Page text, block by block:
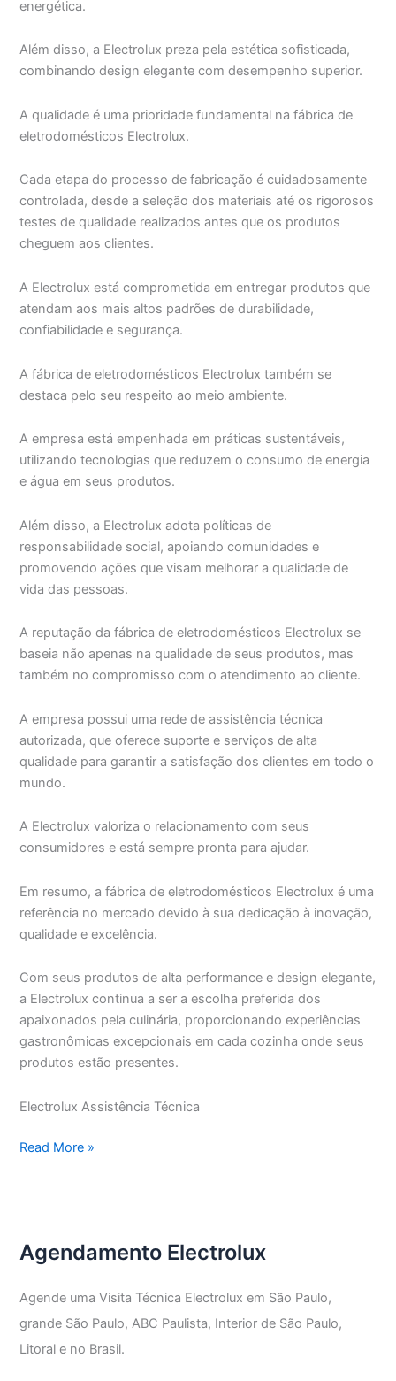
energética.
Além disso, a Electrolux preza pela estética sofisticada,
combinando design elegante com desempenho superior.
A qualidade é uma prioridade fundamental na fábrica de
eletrodomésticos Electrolux.
Cada etapa do processo de fabricação é cuidadosamente
controlada, desde a seleção dos materiais até os rigorosos
testes de qualidade realizados antes que os produtos
cheguem aos clientes.
A Electrolux está comprometida em entregar produtos que
atendam aos mais altos padrões de durabilidade,
confiabilidade e segurança.
A fábrica de eletrodomésticos Electrolux também se
destaca pelo seu respeito ao meio ambiente.
A empresa está empenhada em práticas sustentáveis,
utilizando tecnologias que reduzem o consumo de energia
e água em seus produtos.
Além disso, a Electrolux adota políticas de
responsabilidade social, apoiando comunidades e
promovendo ações que visam melhorar a qualidade de
vida das pessoas.
A reputação da fábrica de eletrodomésticos Electrolux se
baseia não apenas na qualidade de seus produtos, mas
também no compromisso com o atendimento ao cliente.
A empresa possui uma rede de assistência técnica
autorizada, que oferece suporte e serviços de alta
qualidade para garantir a satisfação dos clientes em todo o
mundo.
A Electrolux valoriza o relacionamento com seus
consumidores e está sempre pronta para ajudar.
Em resumo, a fábrica de eletrodomésticos Electrolux é uma
referência no mercado devido à sua dedicação à inovação,
qualidade e excelência.
Com seus produtos de alta performance e design elegante,
a Electrolux continua a ser a escolha preferida dos
apaixonados pela culinária, proporcionando experiências
gastronômicas excepcionais em cada cozinha onde seus
produtos estão presentes.
Electrolux Assistência Técnica
Electrolux
Read More »
Agendamento Electrolux
Agende uma Visita Técnica Electrolux em São Paulo,
grande São Paulo, ABC Paulista, Interior de São Paulo,
Litoral e no Brasil.